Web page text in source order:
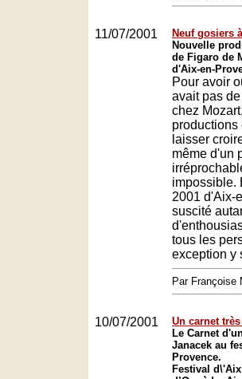
11/07/2001
Neuf gosiers
Nouvelle
de Figaro de
d'Aix-en-
Pour avoir
avait pas
chez
productions
laisser
même d'un
impossible.
2001 d'Aix-
suscité
tous les
exception y
Par Françoise
10/07/2001
Un carnet
Le Carnet
Janacek au
Provence.
Festival